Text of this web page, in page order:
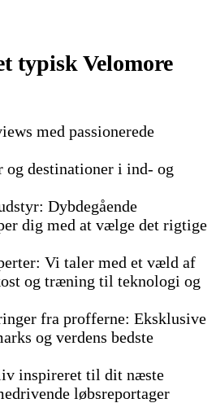
typisk Velomore
med passionerede
destinationer i ind- og
Dybdegående
dig med at vælge det rigtige
Vi taler med et væld af
og træning til teknologi og
fra profferne: Eksklusive
og verdens bedste
inspireret til dit næste
løbsreportager